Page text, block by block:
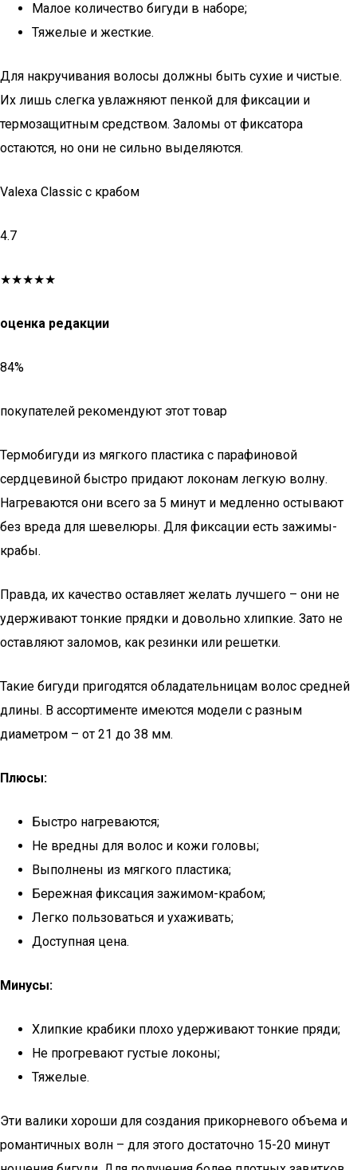
Малое количество бигуди в наборе;
Тяжелые и жесткие.
Для накручивания волосы должны быть сухие и чистые.
Их лишь слегка увлажняют пенкой для фиксации и
термозащитным средством. Заломы от фиксатора
остаются, но они не сильно выделяются.
Valexa Classic с крабом
4.7
★★★★★
оценка редакции
84%
покупателей рекомендуют этот товар
Термобигуди из мягкого пластика с парафиновой
сердцевиной быстро придают локонам легкую волну.
Нагреваются они всего за 5 минут и медленно остывают
без вреда для шевелюры. Для фиксации есть зажимы-
крабы.
Правда, их качество оставляет желать лучшего – они не
удерживают тонкие прядки и довольно хлипкие. Зато не
оставляют заломов, как резинки или решетки.
Такие бигуди пригодятся обладательницам волос средней
длины. В ассортименте имеются модели с разным
диаметром – от 21 до 38 мм.
Плюсы:
Быстро нагреваются;
Не вредны для волос и кожи головы;
Выполнены из мягкого пластика;
Бережная фиксация зажимом-крабом;
Легко пользоваться и ухаживать;
Доступная цена.
Минусы:
Хлипкие крабики плохо удерживают тонкие пряди;
Не прогревают густые локоны;
Тяжелые.
Эти валики хороши для создания прикорневого объема и
романтичных волн – для этого достаточно 15-20 минут